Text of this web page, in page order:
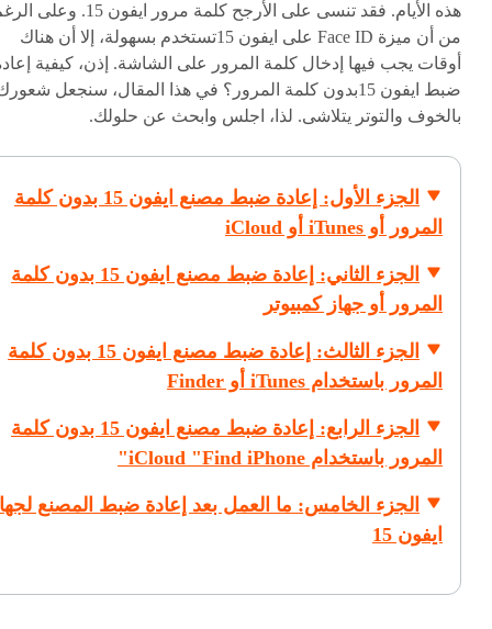
هذه الأيام. فقد تنسى على الأرجح كلمة مرور ايفون 15.
من أن ميزة Face ID على ايفون 15تستخدم بسهولة، إلا أن هناك
أوقات يجب فيها إدخال كلمة المرور على الشاشة. إذن، كيفية
ضبط ايفون 15بدون كلمة المرور؟ في هذا المقال، سنجعل
بالخوف والتوتر يتلاشى. لذا، اجلس وابحث عن حلولك.
الجزء الأول: إعادة ضبط مصنع ايفون 15 بدون كلمة
المرور أو iTunes أو iCloud
الجزء الثاني: إعادة ضبط مصنع ايفون 15 بدون كلمة
المرور أو جهاز كمبيوتر
الجزء الثالث: إعادة ضبط مصنع ايفون 15 بدون كلمة
المرور باستخدام iTunes أو Finder
الجزء الرابع: إعادة ضبط مصنع ايفون 15 بدون كلمة
المرور باستخدام iCloud "Find iPhone"
الجزء الخامس: ما العمل بعد إعادة ضبط المصنع
ايفون 15